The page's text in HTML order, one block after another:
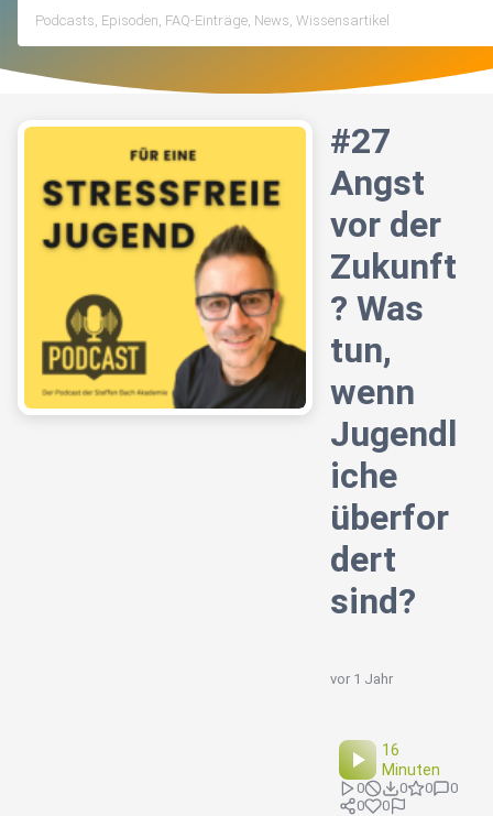
#27
Angst
vor der
Zukunft
? Was
tun,
wenn
Jugendl
iche
überfor
dert
sind?
vor 1 Jahr
16
Minuten
0 0 0
0
0
0